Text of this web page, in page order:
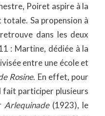
Poiret aspire à la
Sa propension à
dans les deux
: Martine, dédiée à la
entre une école et
Rosine. En effet, pour
fait participer plusieurs
Arlequinade(1923), le